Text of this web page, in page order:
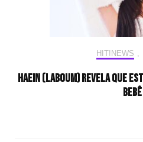
HIT!NEWS
Haein (LABOUM) revela que
bebê